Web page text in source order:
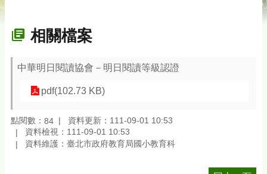
相關檔案
中華明日閱讀協會－明日閱讀等級認證
pdf(102.73 KB)
點閱數： 84
資料更新：111-09-01 10:53
資料檢視：111-09-01 10:53
資料維護：臺北市政府教育局國小教育科